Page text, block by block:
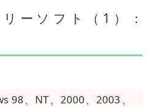
リーソフト（1）：
98、NT、2000、2003、